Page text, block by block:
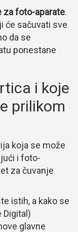
foto-aparate.
će sačuvati sve
da se
ponestane
i koje
prilikom
koja se može
i foto-
za čuvanje
istih, a kako se
Digital)
glavne